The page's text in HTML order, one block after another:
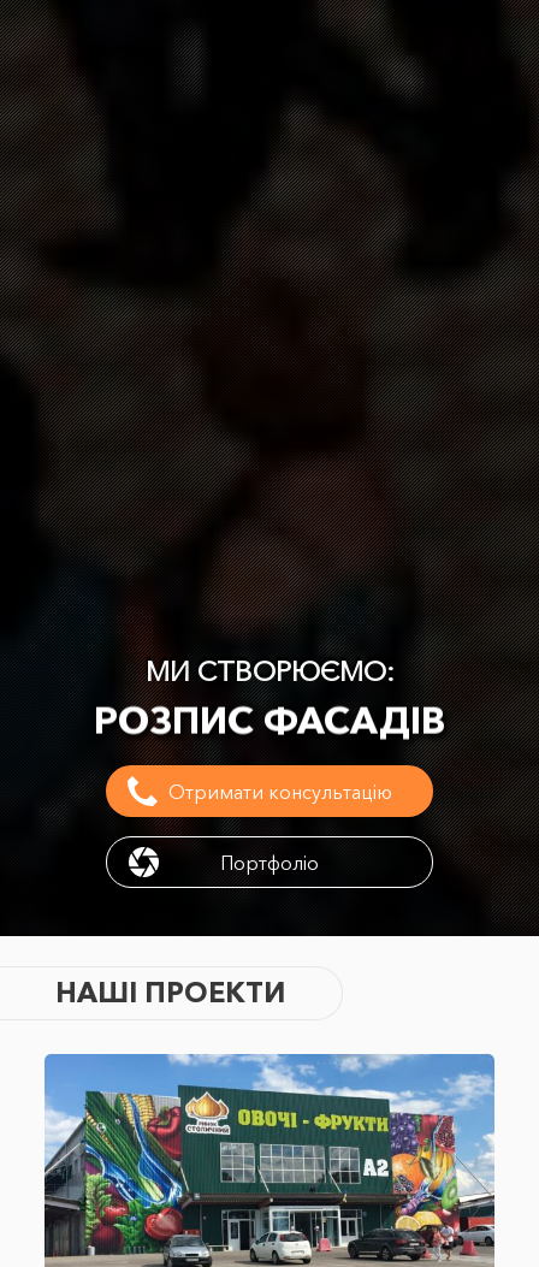
МИ СТВОРЮЄМО:
МУРАЛИ
РОЗПИС ФАСАДІВ
РОЗПИС ІНТЕР'ЄРІВ
3D - ГРАФІТІ
АРТ-ОБ`ЕКТИ
АЄРОГРАФІЮ
Отримати консультацію
Портфоліо
НАШІ ПРОЕКТИ